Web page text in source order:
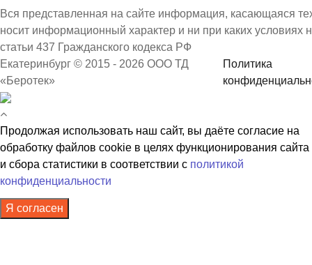
Вся представленная на сайте информация, касающаяся
носит информационный характер и ни при каких
статьи 437 Гражданского кодекса РФ
Екатеринбург © 2015 - 2026 ООО ТД
«Беротек»
Политика
Продолжая использовать наш сайт, вы даёте согласие на
обработку файлов cookie в целях функционирования сайта
и сбора статистики в соответствии с политикой
конфиденциальности
Я согласен